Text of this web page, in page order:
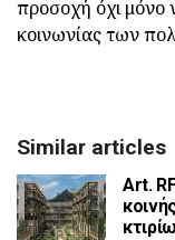
προσοχή όχι μόνο
κοινωνίας των
Similar articles
Art.